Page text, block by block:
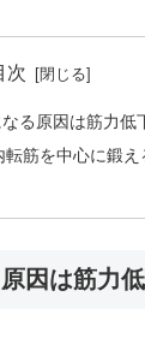
次
る原因は筋力低
転筋を中心に鍛え
因は筋力